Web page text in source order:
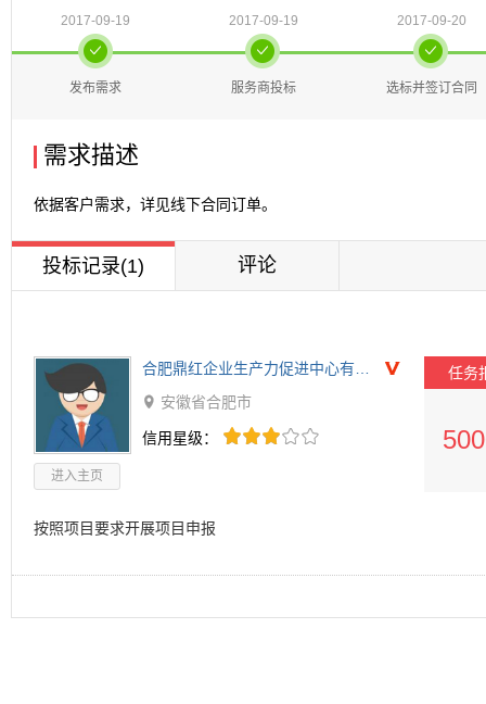
2017-09-19

发布需求
2017-09-19

服务商投标
2017-09-20

选标并签订合同
需求描述
依据客户需求，详见线下合同订单。
投标记录(1) 评论
 安徽省合肥市
信用星级： 

进入主页
任务
按照项目要求开展项目申报